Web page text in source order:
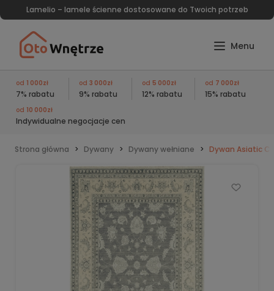
Lamelio – lamele ścienne dostosowane do Twoich potrzeb
od 1 000zł
7% rabatu
od 3 000zł
9% rabatu
od 5 000zł
12% rabatu
od 7 000zł
15% rabatu
od 10 000zł
Indywidualne negocjacje cen
Strona główna Dywany Dywany wełniane Dywan Asiatic